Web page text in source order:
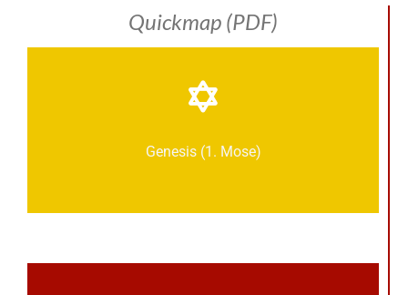
Quickmap (PDF)
Genesis (1. Mose)